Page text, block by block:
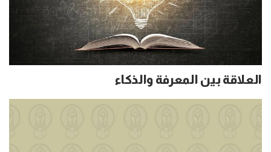
العلاقة بين المعرفة والذكاء